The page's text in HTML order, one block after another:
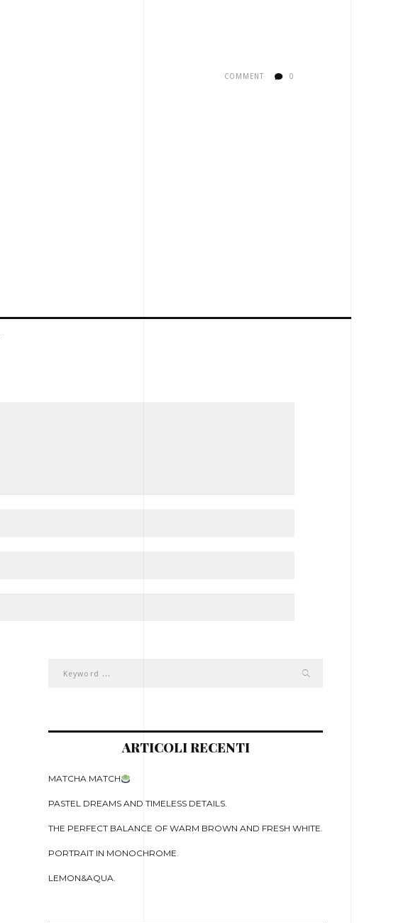
COMMENT 0
ARTICOLI RECENTI
MATCHA MATCH
PASTEL DREAMS AND TIMELESS DETAILS.
THE PERFECT BALANCE OF WARM BROWN AND FRESH WHITE.
PORTRAIT IN MONOCHROME.
LEMON&AQUA.